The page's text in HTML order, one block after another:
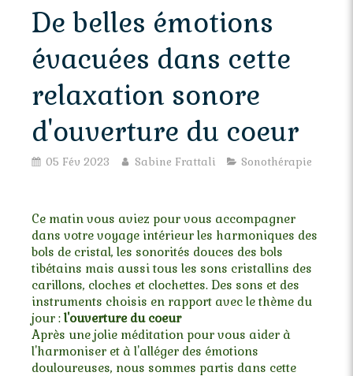
De belles émotions
évacuées dans cette
relaxation sonore
d'ouverture du coeur
05 Fév 2023 Sabine Frattali Sonothérapie
Ce matin vous aviez pour vous accompagner
dans votre voyage intérieur les harmoniques des
bols de cristal, les sonorités douces des bols
tibétains mais aussi tous les sons cristallins des
carillons, cloches et clochettes. Des sons et des
instruments choisis en rapport avec le thème du
jour : l'ouverture du coeur
Après une jolie méditation pour vous aider à
l'harmoniser et à l'alléger des émotions
douloureuses, nous sommes partis dans cette